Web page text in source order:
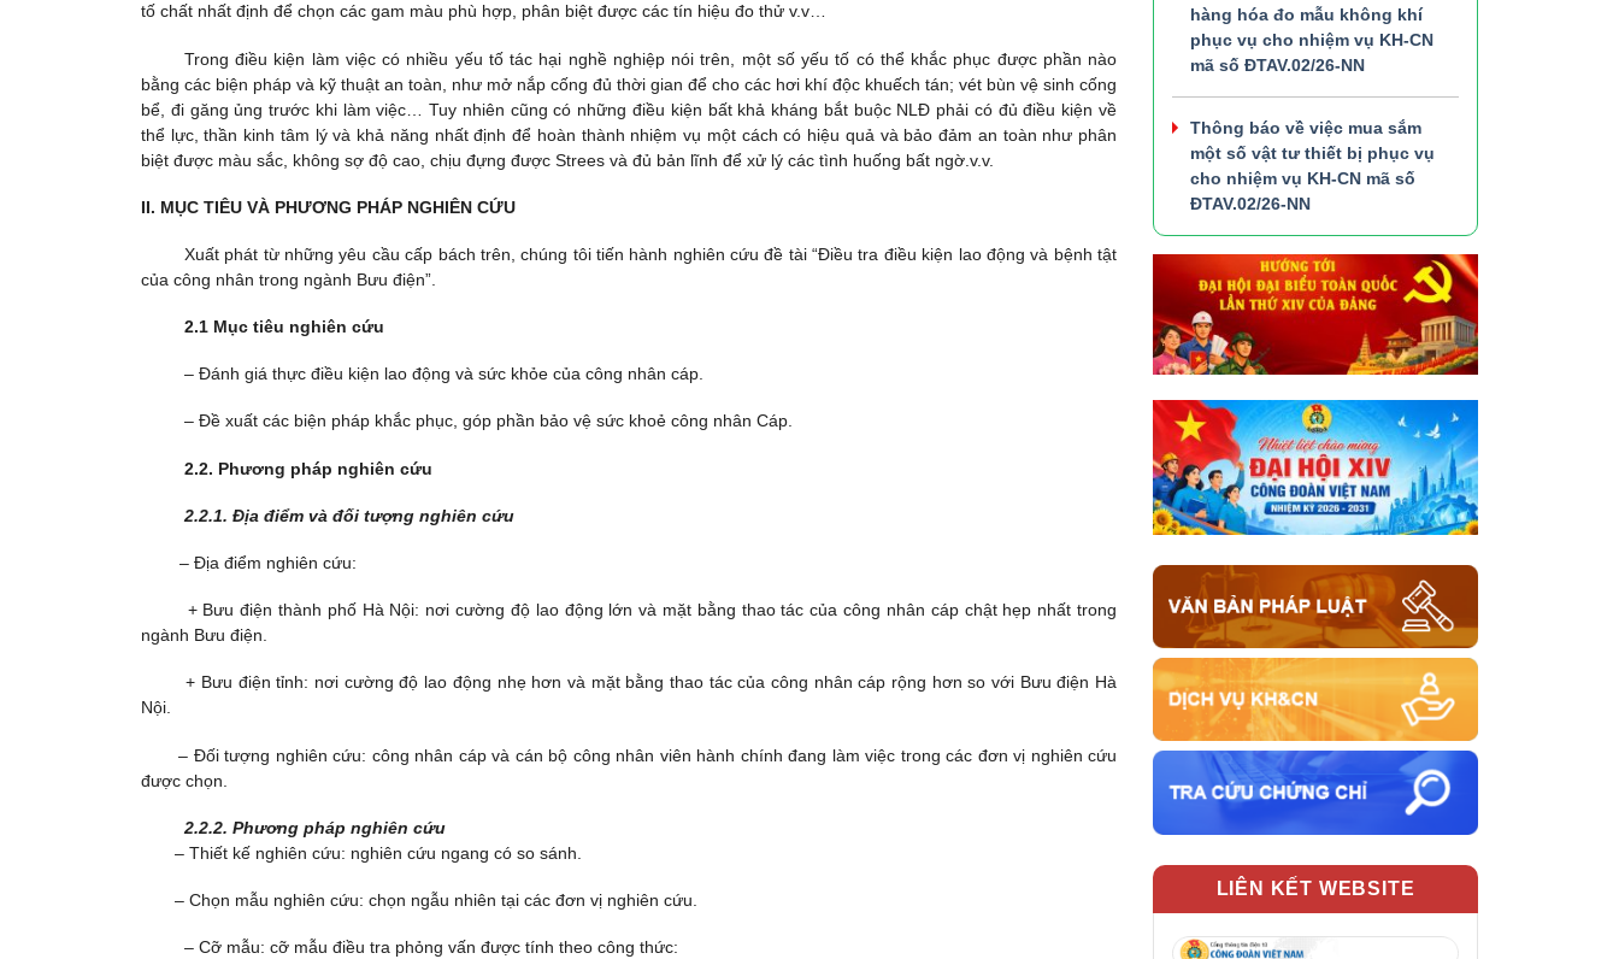
tố chất nhất định để chọn các gam màu phù hợp, phân biệt được các tín hiệu đo thử v.v…
Trong điều kiện làm việc có nhiều yếu tố tác hại nghề nghiệp nói trên, một số yếu tố có thể khắc phục được phần nào
bằng các biện pháp và kỹ thuật an toàn, như mở nắp cống đủ thời gian để cho các hơi khí độc khuếch tán; vét bùn vệ sinh cống
bể, đi găng ủng trước khi làm việc… Tuy nhiên cũng có những điều kiện bất khả kháng bắt buộc NLĐ phải có đủ điều kiện về
thể lực, thần kinh tâm lý và khả năng nhất định để hoàn thành nhiệm vụ một cách có hiệu quả và bảo đảm an toàn như phân
biệt được màu sắc, không sợ độ cao, chịu đựng được Strees và đủ bản lĩnh để xử lý các tình huống bất ngờ.v.v.
II. MỤC TIÊU VÀ PHƯƠNG PHÁP NGHIÊN CỨU
Xuất phát từ những yêu cầu cấp bách trên, chúng tôi tiến hành nghiên cứu đề tài “Điều tra điều kiện lao động và bệnh tật
của công nhân trong ngành Bưu điện”.
2.1 Mục tiêu nghiên cứu
– Đánh giá thực điều kiện lao động và sức khỏe của công nhân cáp.
– Đề xuất các biện pháp khắc phục, góp phần bảo vệ sức khoẻ công nhân Cáp.
2.2. Phương pháp nghiên cứu
2.2.1. Địa điểm và đối tượng nghiên cứu
– Địa điểm nghiên cứu:
+ Bưu điện thành phố Hà Nội: nơi cường độ lao động lớn và mặt bằng thao tác của công nhân cáp chật hẹp nhất trong
ngành Bưu điện.
+ Bưu điện tỉnh: nơi cường độ lao động nhẹ hơn và mặt bằng thao tác của công nhân cáp rộng hơn so với Bưu điện Hà
Nội.
– Đối tượng nghiên cứu: công nhân cáp và cán bộ công nhân viên hành chính đang làm việc trong các đơn vị nghiên cứu
được chọn.
2.2.2. Phương pháp nghiên cứu
– Thiết kế nghiên cứu: nghiên cứu ngang có so sánh.
– Chọn mẫu nghiên cứu: chọn ngẫu nhiên tại các đơn vị nghiên cứu.
– Cỡ mẫu: cỡ mẫu điều tra phỏng vấn được tính theo công thức:
hàng hóa đo mẫu không khí
phục vụ cho nhiệm vụ KH-CN
mã số ĐTAV.02/26-NN
Thông báo về việc mua sắm
một số vật tư thiết bị phục vụ
cho nhiệm vụ KH-CN mã số
ĐTAV.02/26-NN
LIÊN KẾT WEBSITE